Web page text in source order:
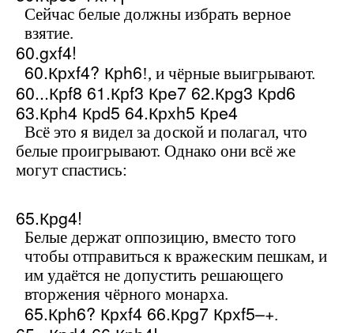
Сейчас белые должны избрать верное
взятие.
60.gxf4!
60.Крxf4? Крh6!, и чёрные выигрывают.
60...Крf8 61.Крf3 Крe7 62.Крg3 Крd6
63.Крh4 Крd5 64.Крxh5 Крe4
Всё это я видел за доской и полагал, что
белые проигрывают. Однако они всё же
могут спастись:
65.Крg4!
Белые держат оппозицию, вместо того
чтобы отправиться к вражеским пешкам, и
им удаётся не допустить решающего
вторжения чёрного монарха.
65.Крh6? Крxf4 66.Крg7 Крxf5–+.